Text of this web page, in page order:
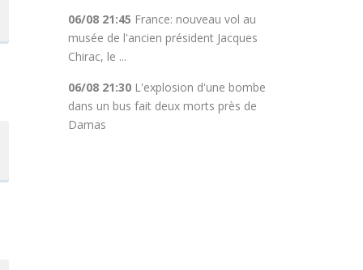
06/08 21:45 France: nouveau vol au
musée de l'ancien président Jacques
Chirac, le ...
06/08 21:30L'explosion d'une bombe
dans un bus fait deux morts près de
Damas